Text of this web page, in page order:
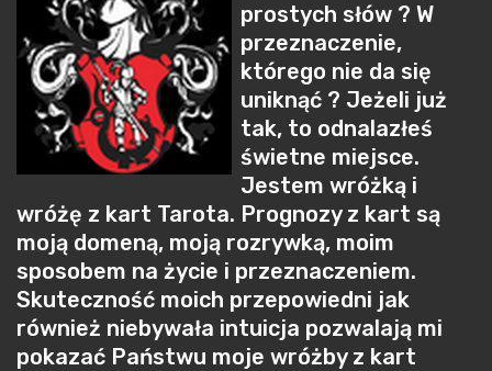
prostych słów ? W
przeznaczenie,
którego nie da się
uniknąć ? Jeżeli już
tak, to odnalazłeś
świetne miejsce.
Jestem wróżką i
wróżę z kart Tarota. Prognozy z kart są
moją domeną, moją rozrywką, moim
sposobem na życie i przeznaczeniem.
Skuteczność moich przepowiedni jak
również niebywała intuicja pozwalają mi
pokazać Państwu moje wróżby z kart